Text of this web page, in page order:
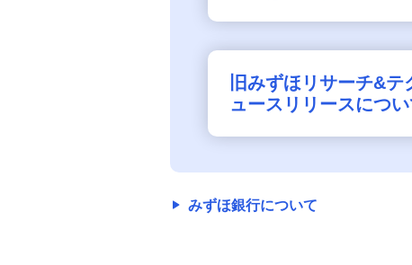
旧みずほリサーチ&
ュースリリースにつ
みずほ銀行について